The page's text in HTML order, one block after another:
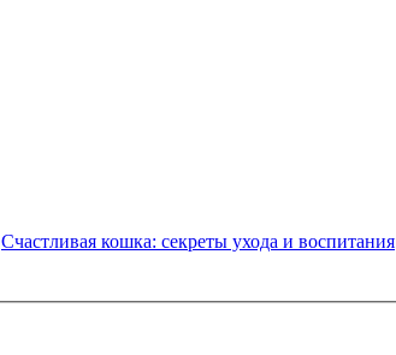
Счастливая кошка: секреты ухода и воспитания